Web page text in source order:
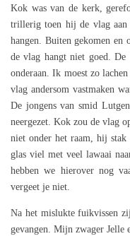
Kok was van de kerk,
trillerig toen hij de vlag aan
hangen. Buiten gekomen en
de vlag hangt niet goed.
onderaan. Ik moest zo
vlag andersom vastmaken
De jongens van smid
neergezet. Kok zou de vlag
niet onder het raam, hij
glas viel met veel lawaai
hebben we hierover nog
vergeet je niet.
Na het mislukte fuikvissen
gevangen. Mijn zwager Jelle